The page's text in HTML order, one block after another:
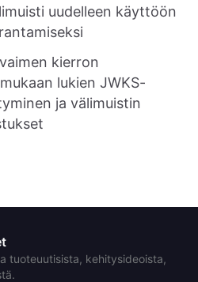
uudelleen käyttöön
kierron
lukien JWKS-
ja välimuistin
tuoteuutisista, kehitysideoista,